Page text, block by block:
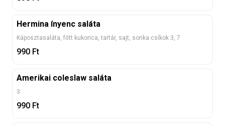
Hermina ínyenc saláta
Káposztasaláta, főtt kukorica, tartár, sajt, sonka csíkok 3, 7
990 Ft
Amerikai coleslaw saláta
3
990 Ft